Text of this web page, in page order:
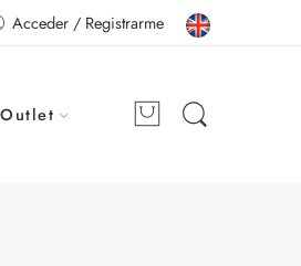
Acceder / Registrarme